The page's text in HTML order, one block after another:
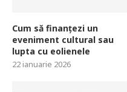
Cum să finanțezi un
eveniment cultural sau
lupta cu eolienele
22 ianuarie 2026